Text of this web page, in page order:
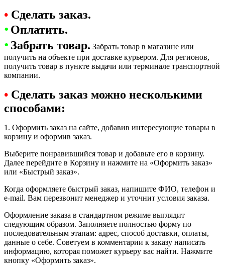
• Сделать заказ.
• Оплатить.
• Забрать товар. Забрать товар в магазине или
получить на объекте при доставке курьером. Для регионов,
получить товар в пункте выдачи или терминале транспортной
компании.
• Сделать заказ можно несколькими
способами:
1. Оформить заказ на сайте, добавив интересующие товары в
корзину и оформив заказ.
Выберите понравившийся товар и добавьте его в корзину.
Далее перейдите в Корзину и нажмите на «Оформить заказ»
или «Быстрый заказ».
Когда оформляете быстрый заказ, напишите ФИО, телефон и
e-mail. Вам перезвонит менеджер и уточнит условия заказа.
Оформление заказа в стандартном режиме выглядит
следующим образом. Заполняете полностью форму по
последовательным этапам: адрес, способ доставки, оплаты,
данные о себе. Советуем в комментарии к заказу написать
информацию, которая поможет курьеру вас найти. Нажмите
кнопку «Оформить заказ».